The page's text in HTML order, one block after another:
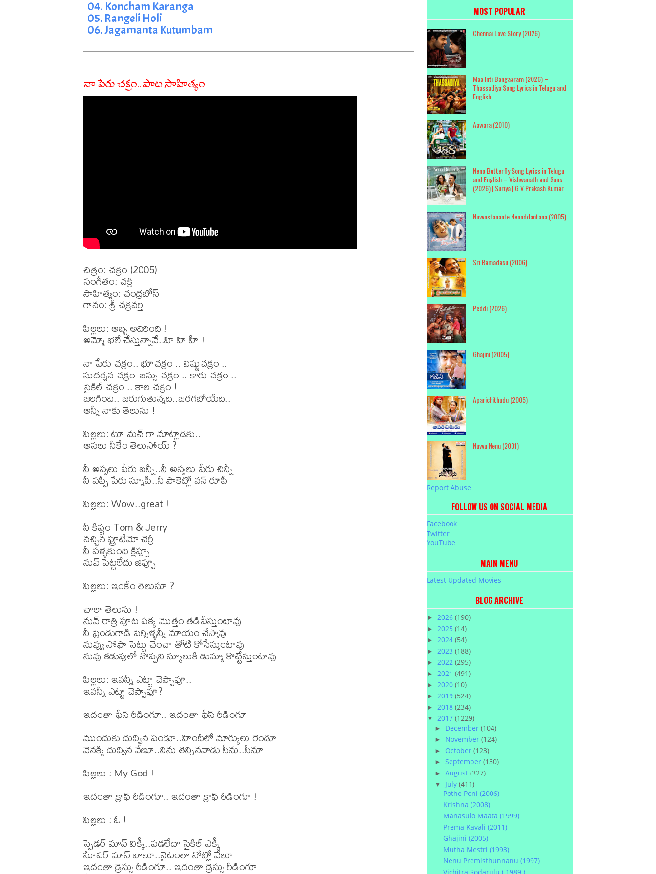
04. Koncham Karanga
05. Rangeli Holi
06. Jagamanta Kutumbam
నా పేరు చక్రం.. పాట సాహిత్యం
చిత్రం: చక్రం (2005)
సంగీతం: చక్రి
సాహిత్యం: చంద్రబోస్
గానం: శ్రీ చక్రవర్తి
పిల్లలు: అబ్బ అదిరింది !
అమ్మో భలే చేస్తున్నావే..హి హి హీ !
నా పేరు చక్రం.. భూచక్రం .. విష్ణుచక్రం ..
సుదర్శన చక్రం బస్సు చక్రం .. కారు చక్రం ..
సైకిల్ చక్రం .. కాల చక్రం !
జరిగింది.. జరుగుతున్నది..జరగబోయేది..
అన్నీ నాకు తెలుసు !
పిల్లలు: టూ మచ్ గా మాట్లాడకు..
అసలు నీకేం తెలుసోయ్ ?
నీ అస్సలు పేరు బన్నీ..నీ అస్సలు పేరు చిన్నీ
నీ పప్పీ పేరు స్నూపీ..నీ పాకెట్లో వన్ రూపీ
పిల్లలు: Wow..great !
నీ కిష్టం Tom & Jerry
నచ్చిన ఫ్రూటేమో చెర్రీ
నీ పళ్ళకుంది క్లిప్పూ
నువ్ పెట్టలేదు జిప్పూ
పిల్లలు: ఇంకేం తెలుసూ ?
చాలా తెలుసు !
నువ్ రాత్రి పూట పక్క మొత్తం తడిపేస్తుంటావు
నీ ఫ్రెండుగాడి పెన్సిళ్ళన్నీ మాయం చేస్తావు
నువ్వు సోఫా సెట్టు చెంచా తోటి కోసేస్తుంటావు
నువు కడుపులో నొప్పని స్కూలుకి డుమ్మా కొట్టేస్తుంటావు
పిల్లలు: ఇవన్నీ ఎట్టా చెప్పావూ..
ఇవన్నీ ఎట్టా చెప్పావూ?
ఇదంతా ఫేస్ రీడింగూ.. ఇదంతా ఫేస్ రీడింగూ
ముందుకు దువ్విన పండూ..హిందీలో మార్కులు రెండూ
వెనక్కి దువ్విన వేణూ..నిను తన్నినవాడు సీను..సీనూ
పిల్లలు : My God !
ఇదంతా క్రాఫ్ రీడింగూ.. ఇదంతా క్రాఫ్ రీడింగూ !
పిల్లలు : ఓ !
స్పైడర్ మాన్ విక్కీ..పడలేదా సైకిల్ ఎక్కీ
సూపర్ మాన్ బాలూ..నైటంతా నోట్లో వేలూ
ఇదంతా డ్రెస్సు రీడింగూ.. ఇదంతా డ్రెస్సు రీడింగూ
MOST POPULAR
Chennai Love Story (2026)
Maa Inti Bangaaram (2026) –
Thassadiya Song Lyrics in Telugu and
English
Aawara (2010)
Neno Butterfly Song Lyrics in Telugu
and English – Vishwanath and Sons
(2026) | Suriya | G V Prakash Kumar
Nuvvostanante Nenoddantana (2005)
Sri Ramadasu (2006)
Peddi (2026)
Ghajini (2005)
Aparichithudu (2005)
Nuvvu Nenu (2001)
Report Abuse
FOLLOW US ON SOCIAL MEDIA
Facebook
Twitter
YouTube
MAIN MENU
Latest Updated Movies
BLOG ARCHIVE
► 2026 (190)
► 2025 (14)
► 2024 (54)
► 2023 (188)
► 2022 (295)
► 2021 (491)
► 2020 (10)
► 2019 (524)
► 2018 (234)
▼ 2017 (1229)
► December(104)
► November(124)
► October(123)
► September(130)
►August(327)
▼ July(411)
Pothe Poni (2006)
Krishna (2008)
Manasulo Maata (1999)
Prema Kavali (2011)
Ghajini (2005)
Mutha Mestri (1993)
Nenu Premisthunnanu (1997)
Vichitra Sodarulu ( 1989 )